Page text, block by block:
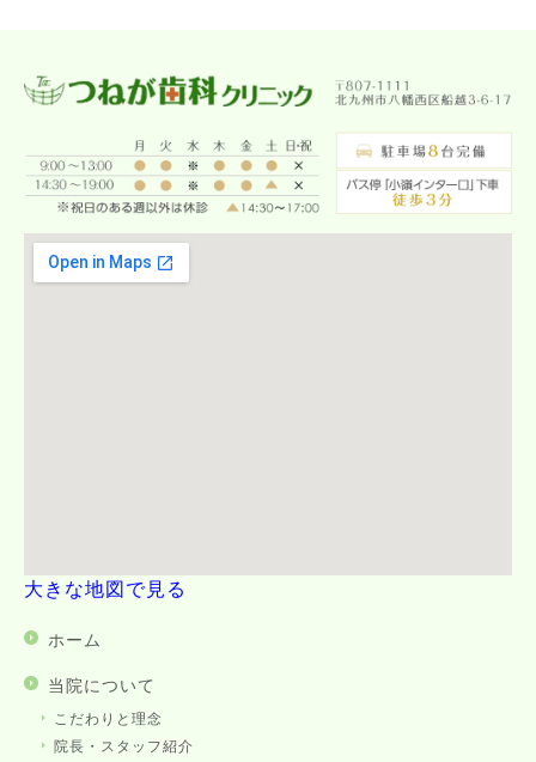
大きな地図で見る
ホーム
当院について
こだわりと理念
院長・スタッフ紹介